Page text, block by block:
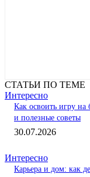
СТАТЬИ ПО ТЕМЕ
Интересно
Как освоить игру на
и полезные советы
30.07.2026
Интересно
Карьера и дом: как